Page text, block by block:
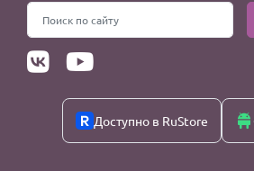
Доступно в RuStore